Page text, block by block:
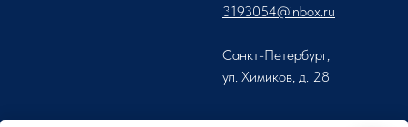
3193054@inbox.ru
Санкт-Петербург,
ул. Химиков, д. 28